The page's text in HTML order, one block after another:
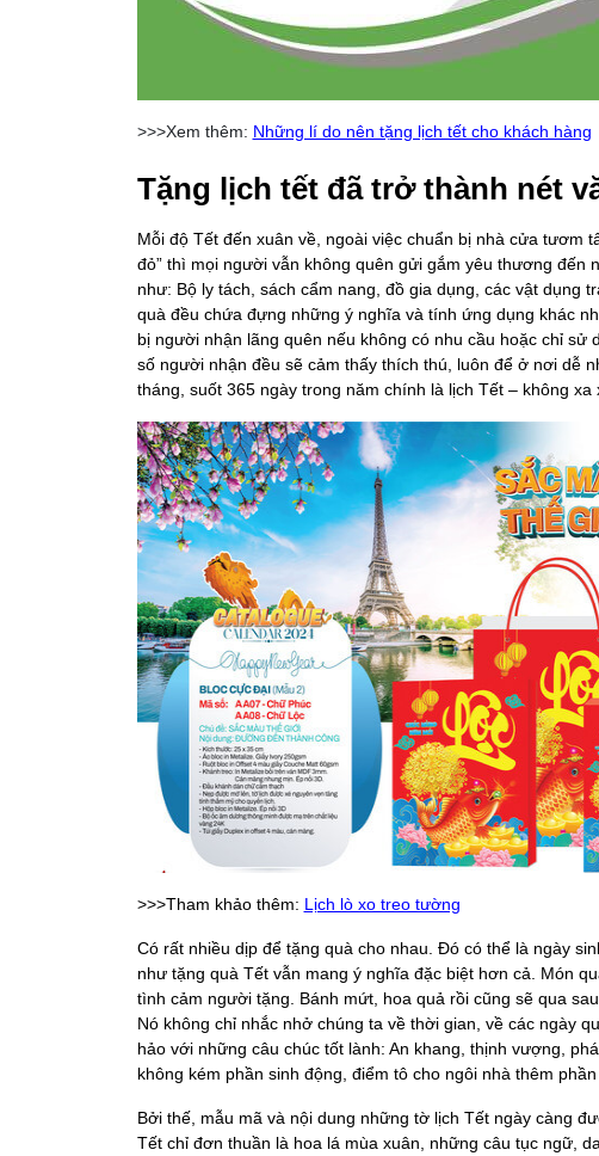
>>>Xem thêm: Những lí do nên tặng lịch tết cho khách hàng
Tặng lịch tết đã trở thành nét
Mỗi độ Tết đến xuân về, ngoài việc chuẩn bị nhà cửa tươm
đỏ” thì mọi người vẫn không quên gửi gắm yêu thương
như: Bộ ly tách, sách cẩm nang, đồ gia dụng, các vật
quà đều chứa đựng những ý nghĩa và tính ứng dụng khác
bị người nhận lãng quên nếu không có nhu cầu hoặc chỉ sử
số người nhận đều sẽ cảm thấy thích thú, luôn để ở nơi dễ
tháng, suốt 365 ngày trong năm chính là lịch Tết – không
>>>Tham khảo thêm: Lịch lò xo treo tường
Có rất nhiều dịp để tặng quà cho nhau. Đó có thể là ngày
như tặng quà Tết vẫn mang ý nghĩa đặc biệt hơn cả. Món
tình cảm người tặng. Bánh mứt, hoa quả rồi cũng sẽ qua
Nó không chỉ nhắc nhở chúng ta về thời gian, về các ngày
hảo với những câu chúc tốt lành: An khang, thịnh vượng,
không kém phần sinh động, điểm tô cho ngôi nhà thêm phần
Bởi thế, mẫu mã và nội dung những tờ lịch Tết ngày càng
Tết chỉ đơn thuần là hoa lá mùa xuân, những câu tục ngữ,